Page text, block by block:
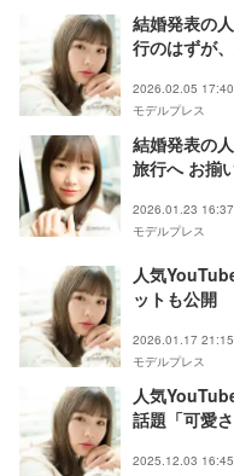
結婚発表の
行のはずが
すぎて泣きそ
2026.02.05 17:40
モデルプレス
結婚発表の
旅行へ お揃
2026.01.23 16:37
モデルプレス
人気
ットも公開
2026.01.17 21:15
モデルプレス
人気
話題「可愛
2025.12.03 16:45